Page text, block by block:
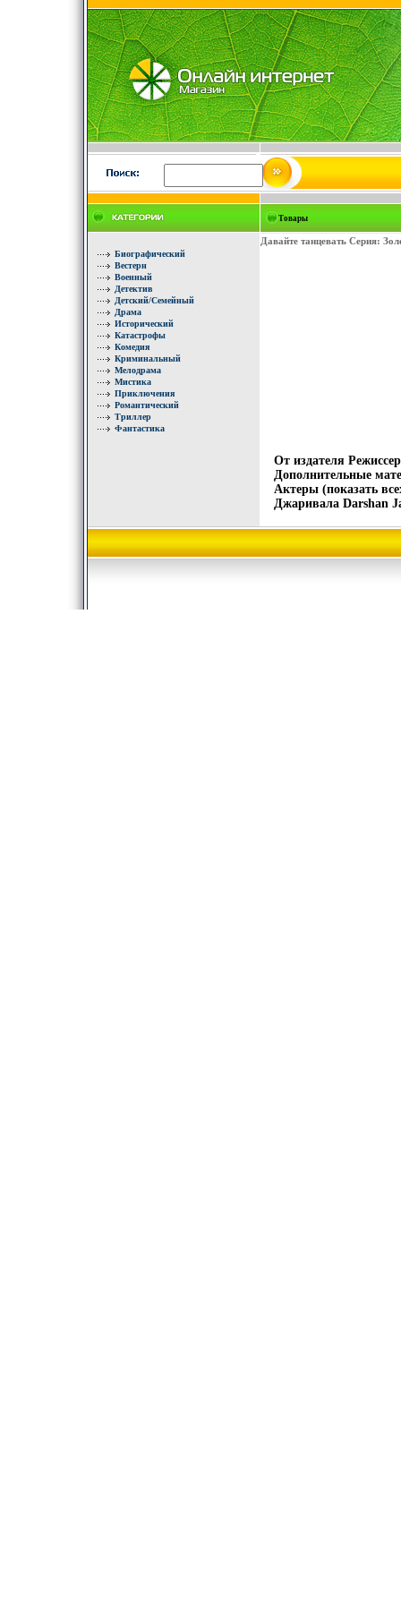
Биографический
Вестерн
Военный
Детектив
Детский/Семейный
Драма
Исторический
Катастрофы
Комедия
Криминальный
Мелодрама
Мистика
Приключения
Романтический
Триллер
Фантастика
Товары
Давайте танцевать Серия:
От издателя
Дополнительные
Актеры (показать
Джаривала Darshan